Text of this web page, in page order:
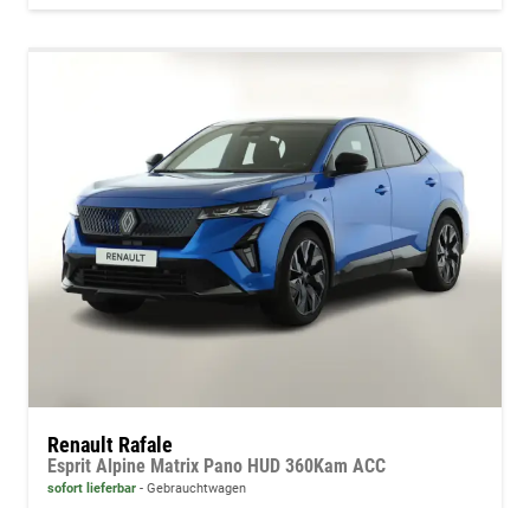
Renault Rafale
Esprit Alpine Matrix Pano HUD 360Kam ACC
sofort lieferbar Gebrauchtwagen